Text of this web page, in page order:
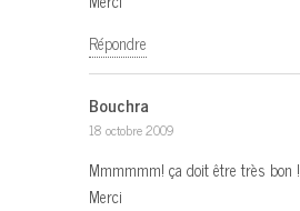
Répondre
Bouchra
18 octobre 2009
Mmmmmm! ça doit être très bon !
Merci